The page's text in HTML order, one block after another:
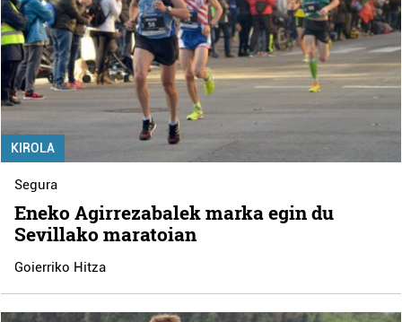
KIROLA
Segura
Eneko Agirrezabalek marka egin du
Sevillako maratoian
Goierriko Hitza